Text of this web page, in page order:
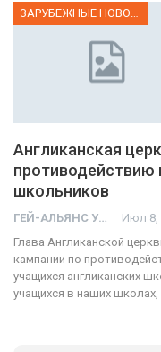
ЗАРУБЕЖНЫЕ НОВОСТИ
Англиканская
противодействию
школьников
ГЕЙ-АЛЬЯНС УКРАИНА Июл 8,
Глава Англиканской
кампании по
учащихся англиканских
учащихся в наших